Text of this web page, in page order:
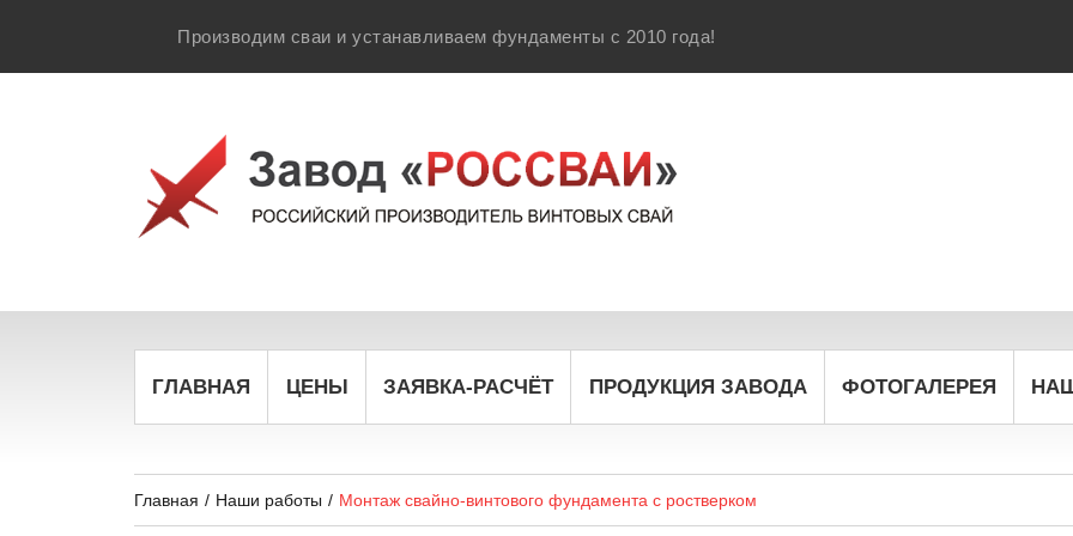
Производим сваи и устанавливаем фундаменты с 2010 года!
ГЛАВНАЯ ЦЕНЫ ЗАЯВКА-РАСЧЁТ ПРОДУКЦИЯ ЗАВОДА ФОТОГАЛЕРЕЯ
Главная / Наши работы / Монтаж свайно-винтового фундамента с ростверком